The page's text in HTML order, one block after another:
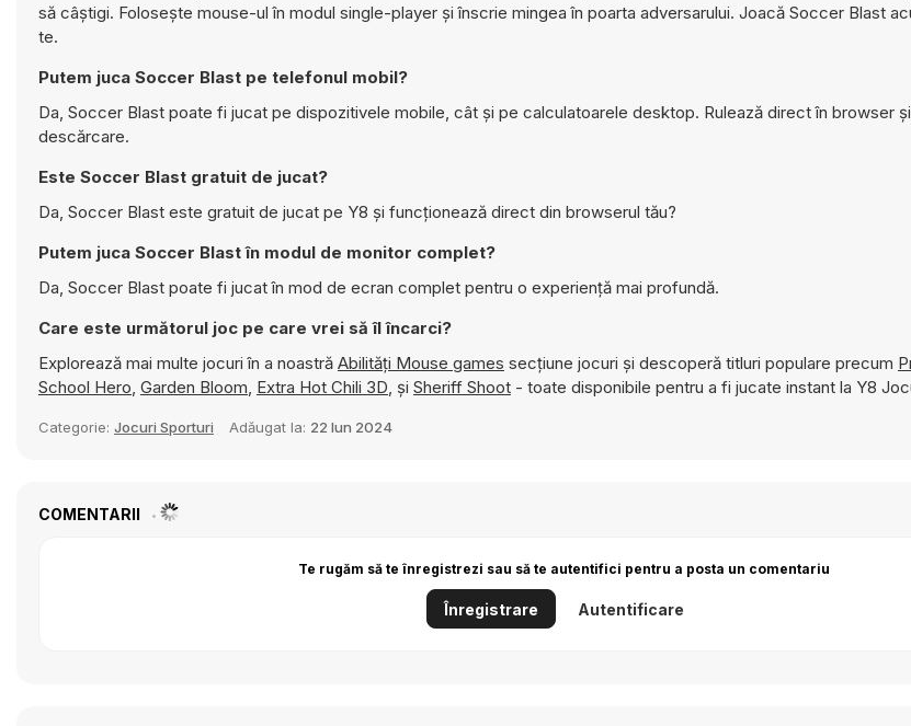
să câștigi. Folosește mouse-ul în modul single-player și înscrie mingea în poarta adversarului. Joacă Soccer Blast
te.
Putem juca Soccer Blast pe telefonul mobil?
Da, Soccer Blast poate fi jucat pe dispozitivele mobile, cât și pe calculatoarele desktop. Rulează direct în browser
descărcare.
Este Soccer Blast gratuit de jucat?
Da, Soccer Blast este gratuit de jucat pe Y8 și funcționează direct din browserul tău?
Putem juca Soccer Blast în modul de monitor complet?
Da, Soccer Blast poate fi jucat în mod de ecran complet pentru o experiență mai profundă.
Care este următorul joc pe care vrei să îl încarci?
Explorează mai multe jocuri în a noastră Abilități Mouse games secțiune jocuri și descoperă titluri populare precum
School Hero, Garden Bloom, Extra Hot Chili 3D, și Sheriff Shoot - toate disponibile pentru a fi jucate instant la Y8
Categorie: Jocuri Sporturi Adăugat la: 22 Iun 2024
COMENTARII
Te rugăm să te înregistrezi sau să te autentifici pentru a posta un comentariu
Înregistrare Autentificare